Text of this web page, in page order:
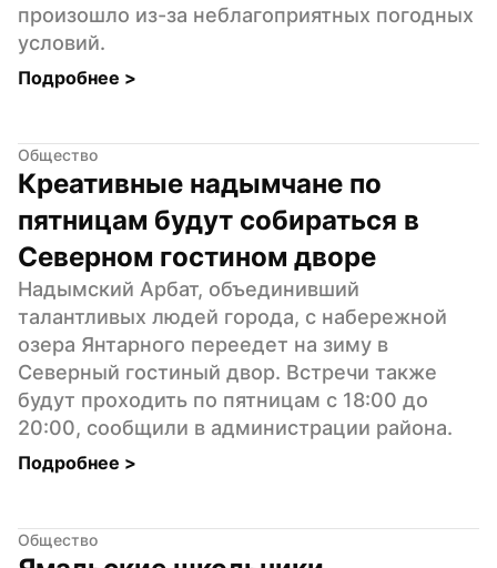
произошло из-за неблагоприятных погодных
условий.
Подробнее >
Общество
Креативные надымчане по
пятницам будут собираться в
Северном гостином дворе
Надымский Арбат, объединивший
талантливых людей города, с набережной
озера Янтарного переедет на зиму в
Северный гостиный двор. Встречи также
будут проходить по пятницам с 18:00 до
20:00, сообщили в администрации района.
Подробнее >
Общество